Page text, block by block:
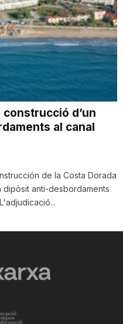
d’un
al canal
de la Costa Dorada
anti-desbordaments